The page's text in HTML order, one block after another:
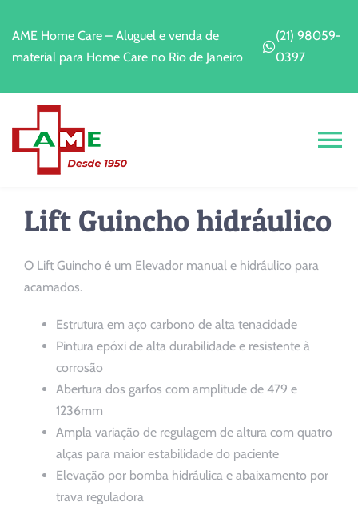
paraAME Home Care – Aluguel e venda de
material para Home Care no Rio de Janeiro
(21) 98059-
0397
Contato
Lift Guincho hidráulico
O Lift Guincho é um Elevador manual e hidráulico para
acamados.
Estrutura em aço carbono de alta tenacidade
Pintura epóxi de alta durabilidade e resistente à
corrosão
Abertura dos garfos com amplitude de 479 e
1236mm
Ampla variação de regulagem de altura com quatro
alças para maior estabilidade do paciente
Elevação por bomba hidráulica e abaixamento por
trava reguladora